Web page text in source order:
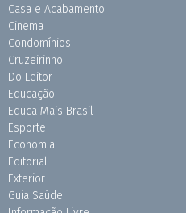
Casa e Acabamento
Cinema
Condomínios
Cruzeirinho
Do Leitor
Educação
Educa Mais Brasil
Esporte
Economia
Editorial
Exterior
Guia Saúde